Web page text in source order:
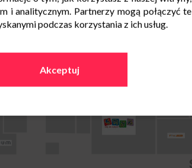
i analitycznym. Partnerzy mogą połączyć te
podczas korzystania z ich usług.
Akceptuj